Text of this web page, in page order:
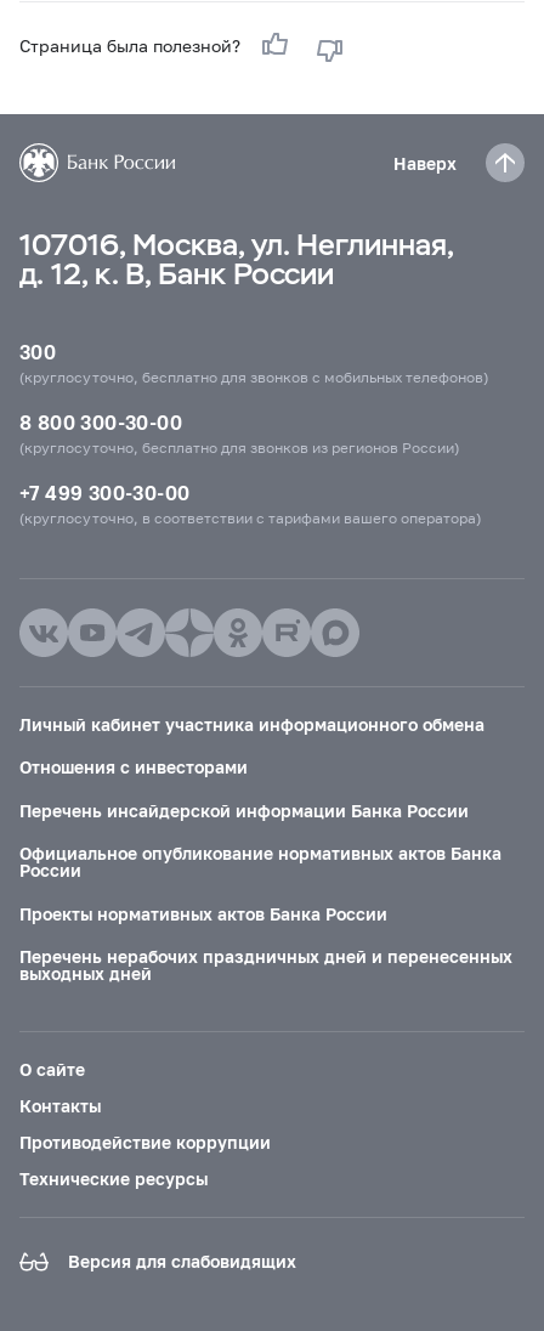
Страница была полезной?
Наверх
107016, Москва, ул. Неглинная,
д. 12, к. В, Банк России
300
(круглосуточно, бесплатно для звонков с мобильных телефонов)
8 800 300-30-00
(круглосуточно, бесплатно для звонков из регионов России)
+7 499 300-30-00
(круглосуточно, в соответствии с тарифами вашего оператора)
Личный кабинет участника информационного обмена
Отношения с инвесторами
Перечень инсайдерской информации Банка России
Официальное опубликование нормативных актов Банка
России
Проекты нормативных актов Банка России
Перечень нерабочих праздничных дней и перенесенных
выходных дней
О сайте
Контакты
Противодействие коррупции
Технические ресурсы
Версия для слабовидящих